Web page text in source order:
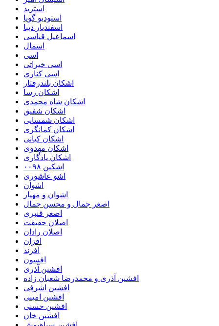
استرید
استودیو گویا
اسفندیار دیبا
اسماعیل قیاسی
اسمال
اسی
اسی خیراتی
اسی کناری
اشکان بلندرفتار
اشکان رسا
اشکان شاه محمدی
اشکان شفیق
اشکان شمسایی
اشکان‌ کمانگری
اشکان کیانی
اشکان مهدوی
اشکان یادگاری
اشکین ۰۰۹۸
اشو عاشوری
اشوان
اشوان و مهیار
اصغر جمال و محسن جمال
اصغر قنبری
اصلان حقیقت
اصلان رادان
افران
اَفرند
افسون
افشین آذری
افشین آذری و محمدرضا شعبان زاده
افشین اشرفی
افشین امینی
افشین حسنی
افشین خان